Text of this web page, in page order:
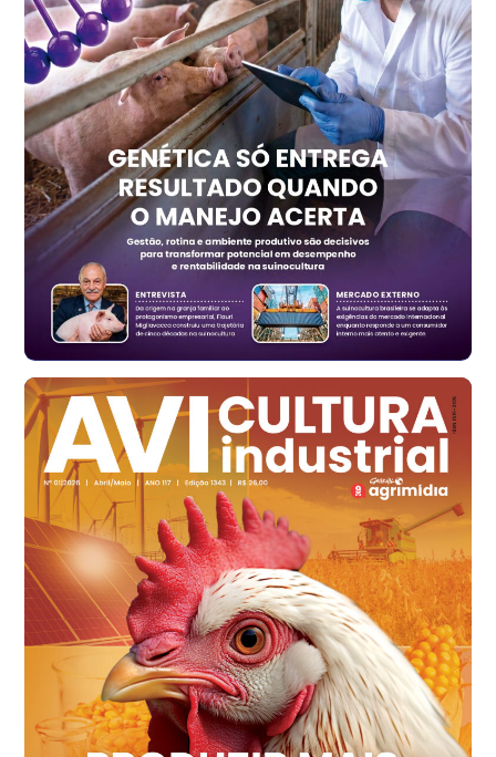
PR
R$ 1.414,20
t
Trigo Atacado - Regional
RS
R$ 1.314,40
t
Ovo Vermelho - Regional
Vermelho
R$ 171,15
cx
Ovo Branco - Regional
R$ 139,43
cx
Ovo Branco - Regional
Recife (PE)
R$ 149,79
cx
Ovo Vermelho - Regional
Recife (PE)
R$ 158,77
cx